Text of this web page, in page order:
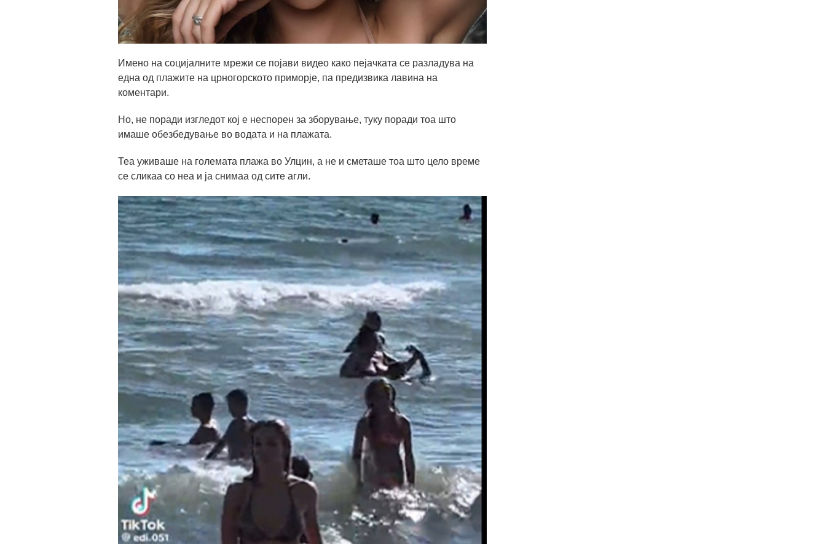
Имено на социјалните мрежи се појави видео како пејачката се разладува на
една од плажите на црногорското приморје, па предизвика лавина на
коментари.
Но, не поради изгледот кој е неспорен за зборување, туку поради тоа што
имаше обезбедување во водата и на плажата.
Теа уживаше на големата плажа во Улцин, а не и сметаше тоа што цело време
се сликаа со неа и ја снимаа од сите агли.